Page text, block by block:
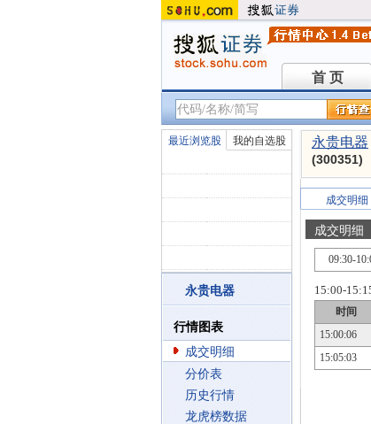
首 页
首 页
最近浏览股 我的自选股
永贵电器
行情图表
成交明细
分价表
历史行情
龙虎榜数据
永贵电器
(300351)
成交明细
成交明细
09:30-
15:00-
时间
15:00:06
15:05:03